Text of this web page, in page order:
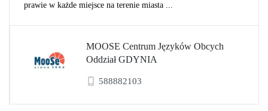
prawie w każde miejsce na terenie miasta ...
MOOSE Centrum Języków Obcych
Oddział GDYNIA
588882103